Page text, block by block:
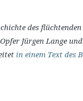
des
Jürgen Lange
in einem Text des